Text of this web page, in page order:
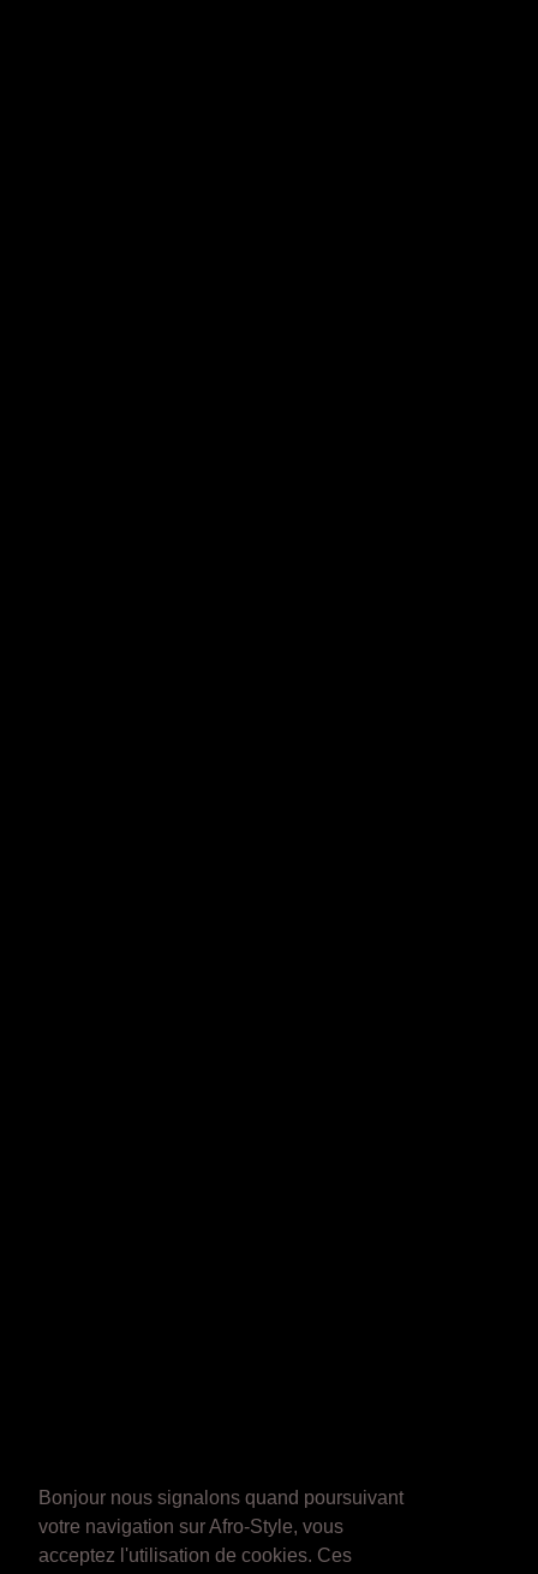
Bonjour nous signalons quand poursuivant
votre navigation sur Afro-Style, vous
acceptez l'utilisation de cookies. Ces